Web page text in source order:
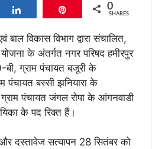
0
SHARES
बाल विकास विभाग द्वारा संचालित,
के अंतर्गत नगर परिषद हमीरपुर
ग्राम पंचायत बजूरी के
पंचायत बस्सी झनियारा के
पंचायत जंगल रोपा के आंगनवाडी
के पद रिक्त हैं।
और दस्तावेज सत्यापन 28 सितंबर को